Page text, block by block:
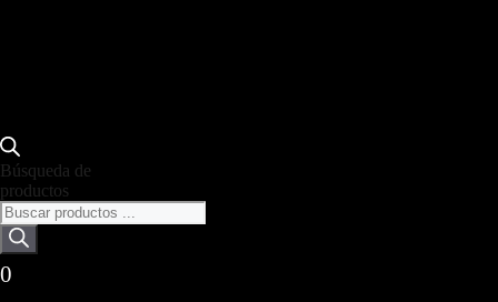
Búsqueda de
productos
0